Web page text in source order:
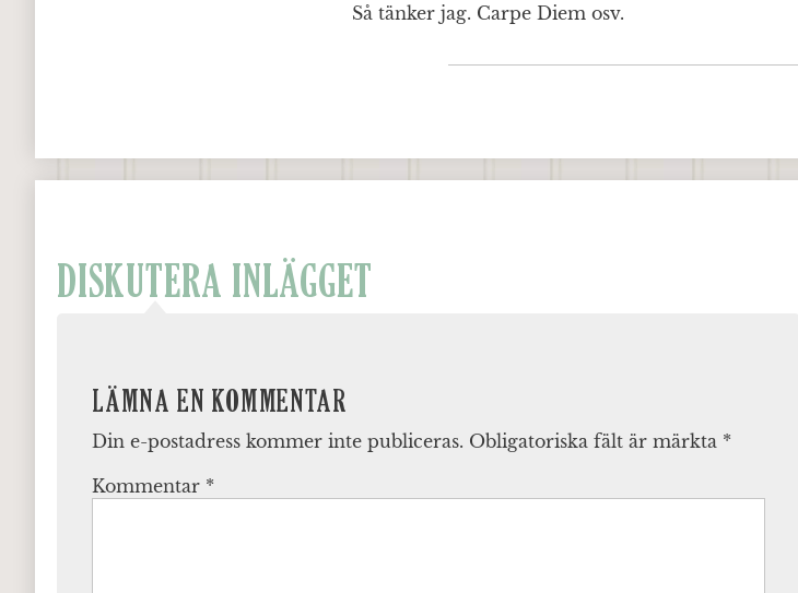
Så tänker jag. Carpe Diem osv.
DISKUTERA INLÄGGET
LÄMNA EN KOMMENTAR
Din e-postadress kommer inte publiceras. Obligatoriska fält är märkta *
Kommentar *